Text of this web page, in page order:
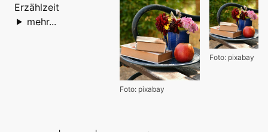
Foto: pixabay
Foto: pixabay
Erzählzeit
mehr...